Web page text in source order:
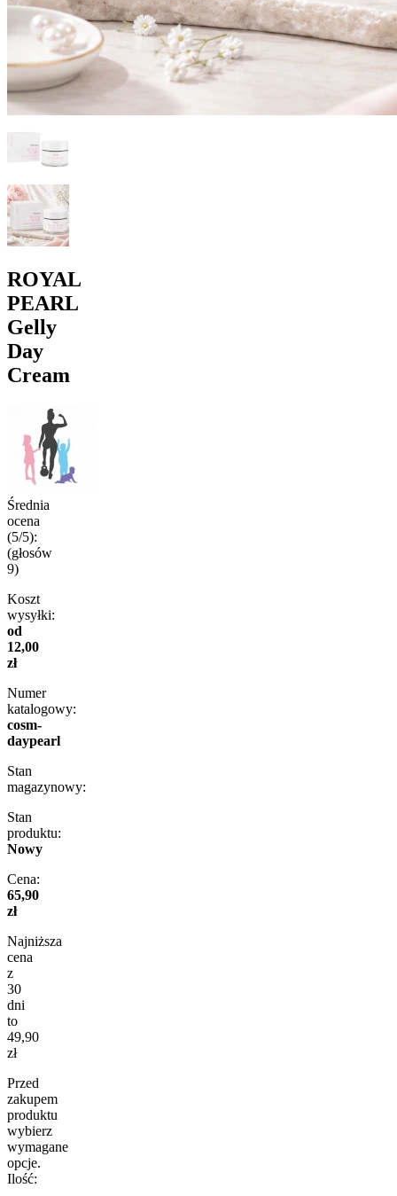
ROYAL
PEARL
Gelly
Day
Cream
Średnia
ocena
(5/5):
(głosów
9)
Koszt
wysyłki:
od
12,00
zł
Numer
katalogowy:
cosm-
daypearl
Stan
magazynowy:
Stan
produktu:
Nowy
Cena:
65,90
zł
Najniższa
cena
z
30
dni
to
49,90
zł
Przed
zakupem
produktu
wybierz
wymagane
opcje.
Ilość: